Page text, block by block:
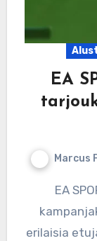
EA
Marcus
EA SPORTS FC 24 tarjoaa jännittäviä
erilaisia